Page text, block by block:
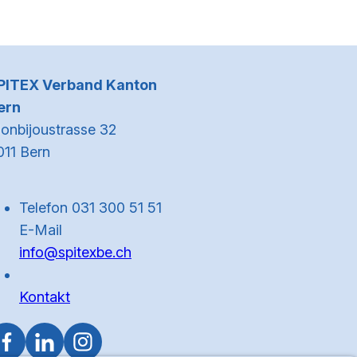
Verband Kanton
32
Bern
Telefon 031 300 51 51
E-Mail
info@spitexbe.ch
Kontakt